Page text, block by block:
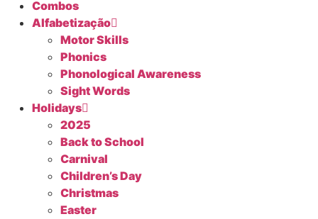
Combos
Alfabetização
Motor Skills
Phonics
Phonological Awareness
Sight Words
Holidays
2025
Back to School
Carnival
Children’s Day
Christmas
Easter